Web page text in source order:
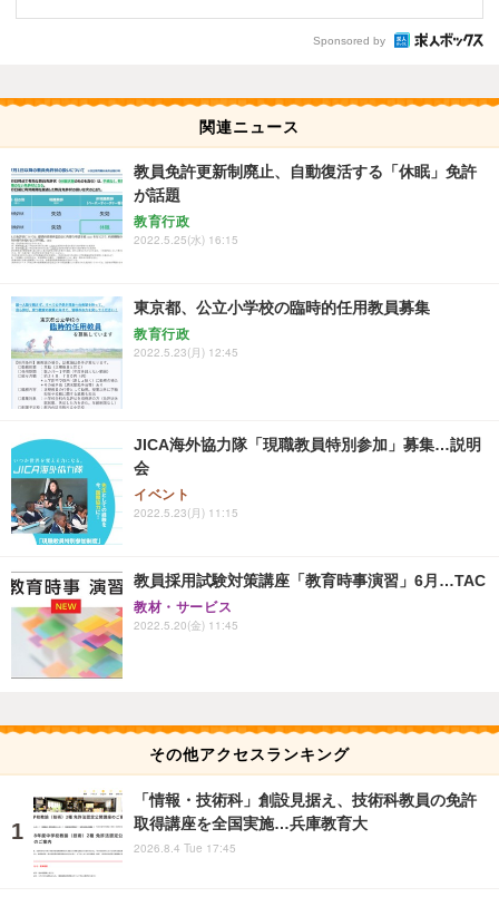
Sponsored by
関連ニュース
教員免許更新制廃止、自動復活する「休眠」免許
が話題
教育行政
2022.5.25(水) 16:15
東京都、公立小学校の臨時的任用教員募集
教育行政
2022.5.23(月) 12:45
JICA海外協力隊「現職教員特別参加」募集…説明
会
イベント
2022.5.23(月) 11:15
教員採用試験対策講座「教育時事演習」6月…TAC
教材・サービス
2022.5.20(金) 11:45
その他アクセスランキング
「情報・技術科」創設見据え、技術科教員の免許
取得講座を全国実施…兵庫教育大
2026.8.4 Tue 17:45